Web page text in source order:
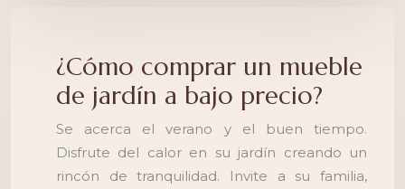
¿Cómo comprar un mueble
de jardín a bajo precio?
Se acerca el verano y el buen tiempo.
Disfrute del calor en su jardín creando un
rincón de tranquilidad. Invite a su familia,